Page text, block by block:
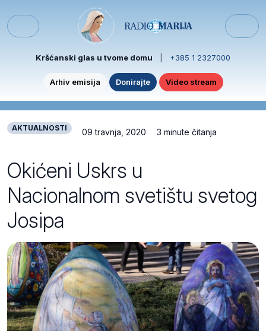
Menu
Kršćanski glas u tvome domu +385 1 2327000
Arhiv emisija Donirajte Video stream
AKTUALNOSTI 09 travnja, 2020 3 minute čitanja
Okićeni Uskrs u
Nacionalnom svetištu svetog
Josipa